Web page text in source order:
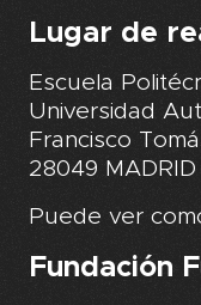
Lugar de
Escuela
Universidad
Francisco
28049 MADRID
Puede ver
Fundación